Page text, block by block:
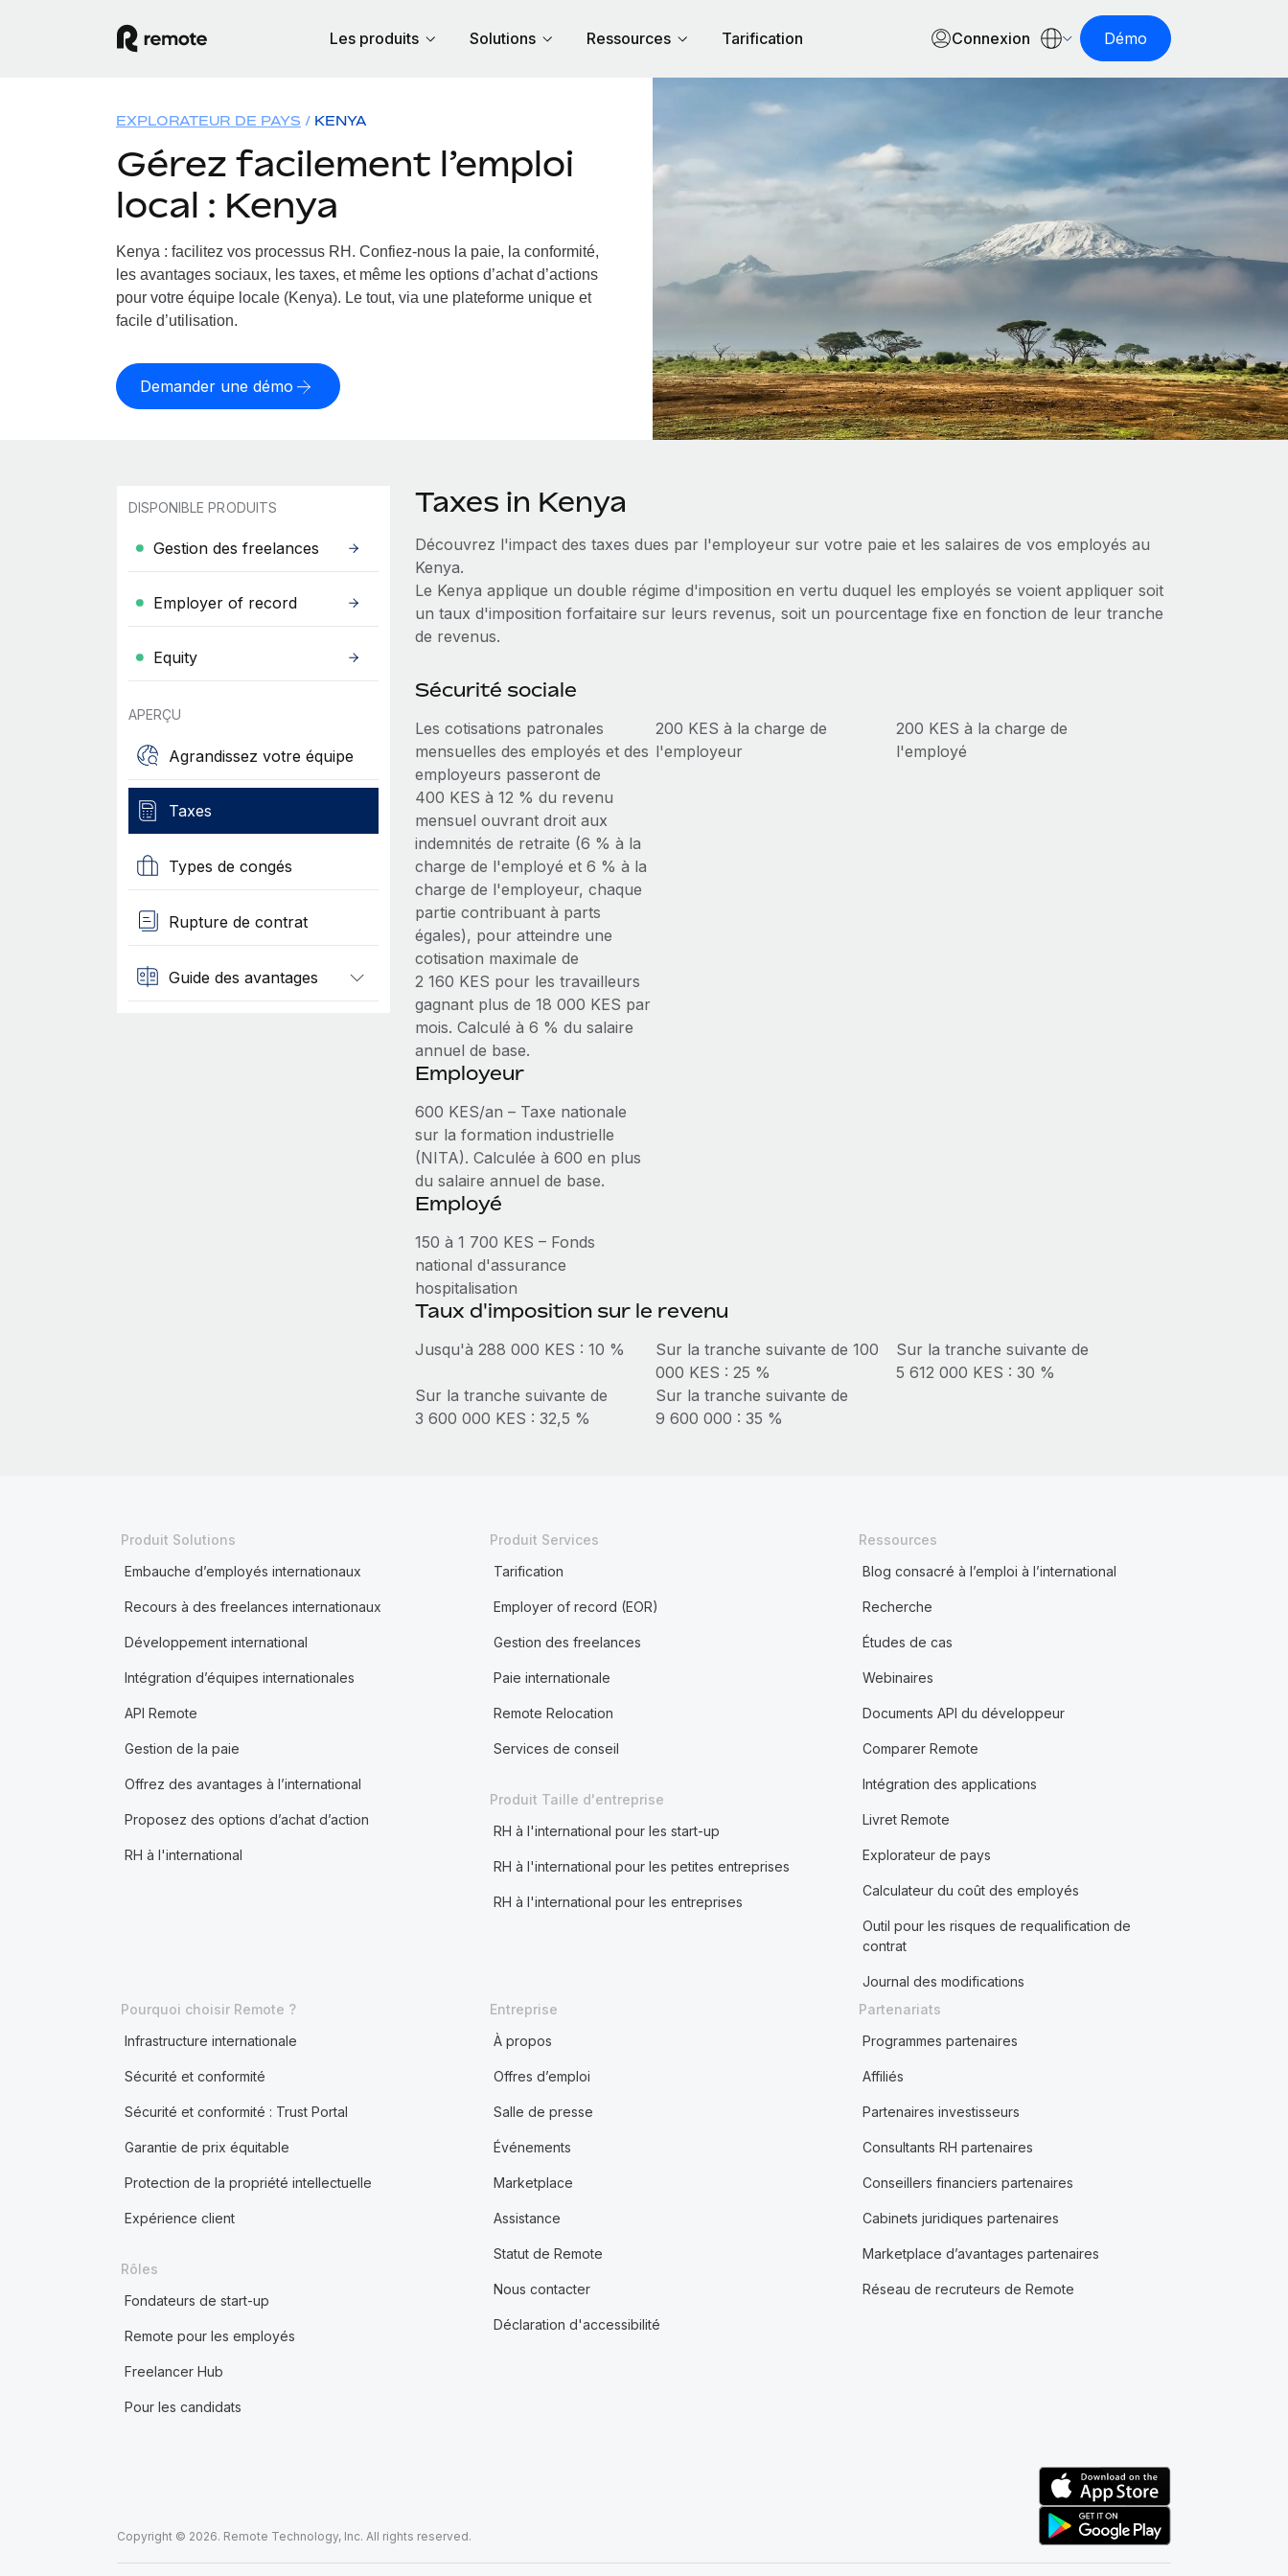
Les produits Solutions Ressources Tarification Connexion Démo
EXPLORATEUR DE PAYS KENYA
Gérez facilement l’emploi
local : Kenya
Kenya : facilitez vos processus RH. Confiez-nous la paie, la conformité,
les avantages sociaux, les taxes, et même les options d’achat d’actions
pour votre équipe locale (Kenya). Le tout, via une plateforme unique et
facile d’utilisation.
Demander une démo
DISPONIBLE PRODUITS
Gestion des freelances
Employer of record
Equity
APERÇU
Agrandissez votre équipe
Taxes
Types de congés
Rupture de contrat
Guide des avantages
Taxes in Kenya
Découvrez l'impact des taxes dues par l'employeur sur votre paie et les salaires de vos employés au
Kenya.
Le Kenya applique un double régime d'imposition en vertu duquel les employés se voient appliquer soit
un taux d'imposition forfaitaire sur leurs revenus, soit un pourcentage fixe en fonction de leur tranche
de revenus.
Sécurité sociale
Les cotisations patronales
mensuelles des employés et des
employeurs passeront de
400 KES à 12 % du revenu
mensuel ouvrant droit aux
indemnités de retraite (6 % à la
charge de l'employé et 6 % à la
charge de l'employeur, chaque
partie contribuant à parts
égales), pour atteindre une
cotisation maximale de
2 160 KES pour les travailleurs
gagnant plus de 18 000 KES par
mois. Calculé à 6 % du salaire
annuel de base.
200 KES à la charge de
l'employeur
200 KES à la charge de
l'employé
Employeur
600 KES/an – Taxe nationale
sur la formation industrielle
(NITA). Calculée à 600 en plus
du salaire annuel de base.
Employé
150 à 1 700 KES – Fonds
national d'assurance
hospitalisation
Taux d'imposition sur le revenu
Jusqu'à 288 000 KES : 10 %
Sur la tranche suivante de 100
000 KES : 25 %
Sur la tranche suivante de
5 612 000 KES : 30 %
Sur la tranche suivante de
3 600 000 KES : 32,5 %
Sur la tranche suivante de
9 600 000 : 35 %
Produit Solutions
Embauche d’employés internationaux
Recours à des freelances internationaux
Développement international
Intégration d’équipes internationales
API Remote
Gestion de la paie
Offrez des avantages à l’international
Proposez des options d’achat d’action
RH à l'international
Produit Services
Tarification
Employer of record (EOR)
Gestion des freelances
Paie internationale
Remote Relocation
Services de conseil
Produit Taille d'entreprise
RH à l'international pour les start-up
RH à l'international pour les petites entreprises
RH à l'international pour les entreprises
Ressources
Blog consacré à l’emploi à l’international
Recherche
Études de cas
Webinaires
Documents API du développeur
Comparer Remote
Intégration des applications
Livret Remote
Explorateur de pays
Calculateur du coût des employés
Outil pour les risques de requalification de
contrat
Journal des modifications
Pourquoi choisir Remote ?
Infrastructure internationale
Sécurité et conformité
Sécurité et conformité : Trust Portal
Garantie de prix équitable
Protection de la propriété intellectuelle
Expérience client
Rôles
Fondateurs de start-up
Remote pour les employés
Freelancer Hub
Pour les candidats
Entreprise
À propos
Offres d’emploi
Salle de presse
Événements
Marketplace
Assistance
Statut de Remote
Nous contacter
Déclaration d'accessibilité
Partenariats
Programmes partenaires
Affiliés
Partenaires investisseurs
Consultants RH partenaires
Conseillers financiers partenaires
Cabinets juridiques partenaires
Marketplace d’avantages partenaires
Réseau de recruteurs de Remote
Copyright © 2026. Remote Technology, Inc. All rights reserved.